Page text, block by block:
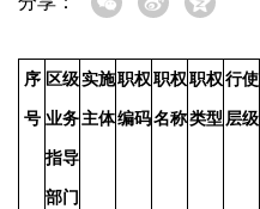
序
号
区级
业务
指导
部门
实施
主体
职权
编码
职权
名称
职权
类型
行使
层级